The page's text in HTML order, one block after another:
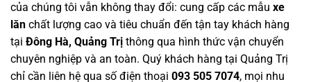
của chúng tôi vẫn không thay đổi: cung cấp các mẫu xe
lăn chất lượng cao và tiêu chuẩn đến tận tay khách hàng
tại Đông Hà, Quảng Trị thông qua hình thức vận chuyển
chuyên nghiệp và an toàn. Quý khách hàng tại Quảng Trị
chỉ cần liên hệ qua số điện thoại 093 505 7074, mọi nhu